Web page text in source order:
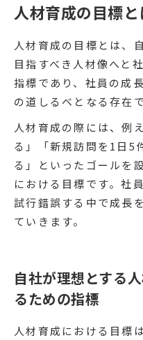
人材育成の目標と
人材育成の目標とは、
目指すべき人材像へと
指標であり、社員の成
の道しるべとなる存在で
人材育成の際には、例
る」「新規訪問を1日5
る」といったゴールを
における目標です。社
試行錯誤する中で成長
ていきます。
自社が理想とする
るための指標
人材育成における目標